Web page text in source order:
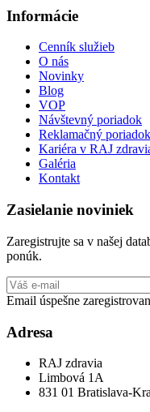
Informácie
Cenník služieb
O nás
Novinky
Blog
VOP
Návštevný poriadok
Reklamačný poriadok
Kariéra v RAJ
Galéria
Kontakt
Zasielanie noviniek
Zaregistrujte sa v našej
ponúk.
Email úspešne
Adresa
RAJ zdravia
Limbová 1A
831 01 Bratislava-